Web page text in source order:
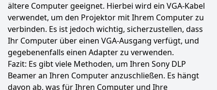
ältere Computer geeignet. Hierbei wird ein VGA-Kabel
verwendet, um den Projektor mit Ihrem Computer zu
verbinden. Es ist jedoch wichtig, sicherzustellen, dass
Ihr Computer über einen VGA-Ausgang verfügt, und
gegebenenfalls einen Adapter zu verwenden.
Fazit: Es gibt viele Methoden, um Ihren Sony DLP
Beamer an Ihren Computer anzuschließen. Es hängt
davon ab, was für Ihren Computer und Ihre